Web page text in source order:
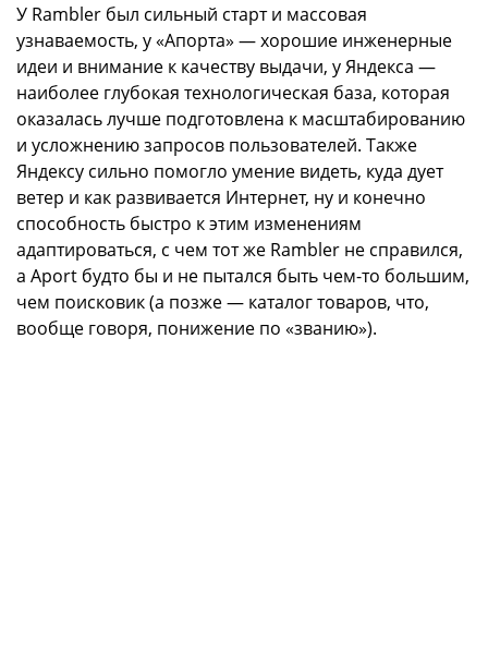
У Rambler был сильный старт и массовая
узнаваемость, у «Апорта» — хорошие инженерные
идеи и внимание к качеству выдачи, у Яндекса —
наиболее глубокая технологическая база, которая
оказалась лучше подготовлена к масштабированию
и усложнению запросов пользователей. Также
Яндексу сильно помогло умение видеть, куда дует
ветер и как развивается Интернет, ну и конечно
способность быстро к этим изменениям
адаптироваться, с чем тот же Rambler не справился,
а Aport будто бы и не пытался быть чем-то большим,
чем поисковик (а позже — каталог товаров, что,
вообще говоря, понижение по «званию»).